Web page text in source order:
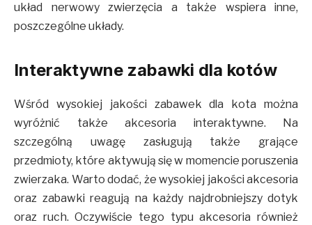
układ nerwowy zwierzęcia a także wspiera inne,
poszczególne układy.
Interaktywne zabawki dla kotów
Wśród wysokiej jakości zabawek dla kota można
wyróżnić także akcesoria interaktywne. Na
szczególną uwagę zasługują także grające
przedmioty, które aktywują się w momencie poruszenia
zwierzaka. Warto dodać, że wysokiej jakości akcesoria
oraz zabawki reagują na każdy najdrobniejszy dotyk
oraz ruch. Oczywiście tego typu akcesoria również